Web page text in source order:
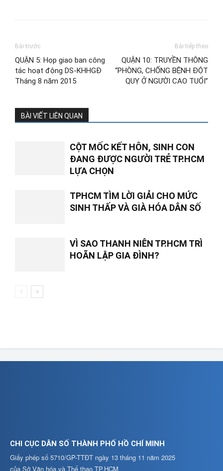
Bài trước
QUẬN 5: Họp giao ban công
tác hoạt động DS-KHHGĐ
Tháng 8 năm 2015
Bài tiếp theo
QUẬN 10: TRUYỀN THÔNG
“PHÒNG, CHỐNG BỆNH ĐỘT
QUỴ Ở NGƯỜI CAO TUỔI”
BÀI VIẾT LIÊN QUAN
CỘT MỐC KẾT HÔN, SINH CON
ĐANG ĐƯỢC NGƯỜI TRẺ TP.HCM
LỰA CHỌN
TPHCM TÌM LỜI GIẢI CHO MỨC
SINH THẤP VÀ GIÀ HÓA DÂN SỐ
VÌ SAO THANH NIÊN TP.HCM TRÌ
HOÃN LẬP GIA ĐÌNH?
CHI CỤC DÂN SỐ THÀNH PHỐ HỒ CHÍ MINH
Giấy phép số 5710/GP-TTĐT ngày 13 tháng 11 năm 2025
của Sở Văn hóa và Thể thao TP.HCM